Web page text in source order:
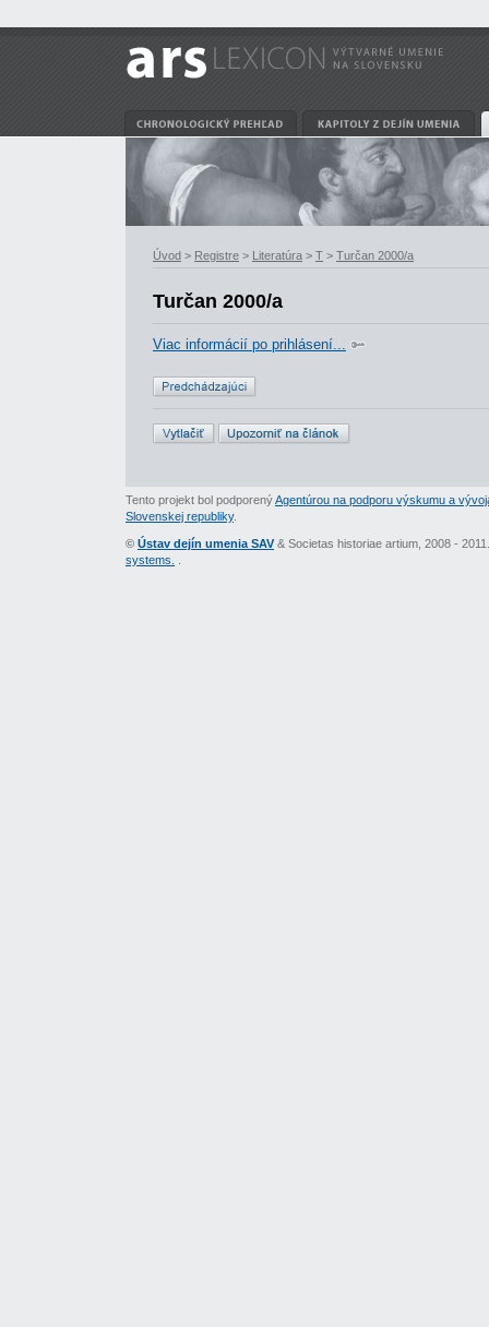
Úvod > Registre > Literatúra > T > Turčan 2000/a
Turčan 2000/a
Viac informácií po prihlásení...
Tento projekt bol podporenýAgentúrou na podporu výskumu a
Slovenskej republiky.
© Ústav dejín umenia SAV & Societas historiae artium, 2008 -
systems.